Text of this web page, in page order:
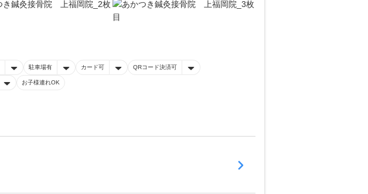
駐車場有 カード可 QRコード決済可
お子様連れOK